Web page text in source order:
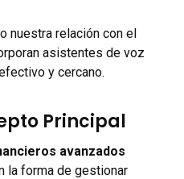
nuestra relación con el
asistentes de voz
y cercano.
Principal
avanzados
la forma de gestionar